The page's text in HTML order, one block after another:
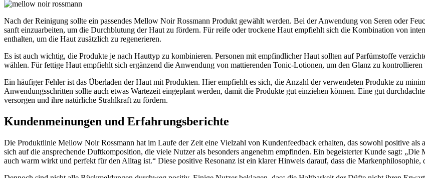
Nach der Reinigung sollte ein passendes Mellow Noir Rossmann Produkt gewählt werden. Bei der Anwendung von Seren oder
sanft einzuarbeiten, um die Durchblutung der Haut zu fördern. Für reife oder trockene Haut empfiehlt sich die Kombination von
enthalten, um die Haut zusätzlich zu regenerieren.
Es ist auch wichtig, die Produkte je nach Hauttyp zu kombinieren. Personen mit empfindlicher Haut sollten auf Parfümstoffe
wählen. Für fettige Haut empfiehlt sich ergänzend die Anwendung von mattierenden Tonic-Lotionen, um den Glanz zu kontrollieren
Ein häufiger Fehler ist das Überladen der Haut mit Produkten. Hier empfiehlt es sich, die Anzahl der verwendeten Produkte zu
Anwendungsschritten sollte auch etwas Wartezeit eingeplant werden, damit die Produkte gut einziehen können. Eine gut
versorgen und ihre natürliche Strahlkraft zu fördern.
Kundenmeinungen und Erfahrungsberichte
Die Produktlinie Mellow Noir Rossmann hat im Laufe der Zeit eine Vielzahl von Kundenfeedback erhalten, das sowohl positive
sich auf die ansprechende Duftkomposition, die viele Nutzer als besonders angenehm empfinden. Ein begeisterter Kunde sagt:
auch warm wirkt und perfekt für den Alltag ist.“ Diese positive Resonanz ist ein klarer Hinweis darauf, dass die